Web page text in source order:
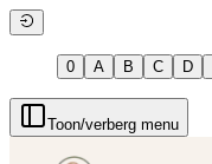
0 A B C D
Toon/verberg menu